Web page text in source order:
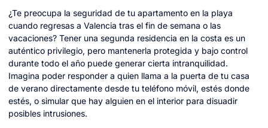
¿Te preocupa la seguridad de tu apartamento en la playa
cuando regresas a Valencia tras el fin de semana o las
vacaciones? Tener una segunda residencia en la costa es un
auténtico privilegio, pero mantenerla protegida y bajo control
durante todo el año puede generar cierta intranquilidad.
Imagina poder responder a quien llama a la puerta de tu casa
de verano directamente desde tu teléfono móvil, estés donde
estés, o simular que hay alguien en el interior para disuadir
posibles intrusiones.